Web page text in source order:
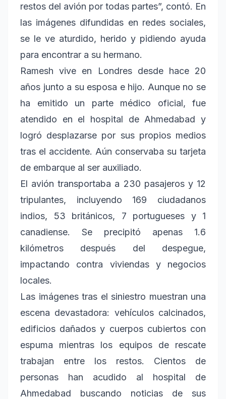
restos del avión por todas partes”, contó. En
las imágenes difundidas en redes sociales,
se le ve aturdido, herido y pidiendo ayuda
para encontrar a su hermano.
Ramesh vive en Londres desde hace 20
años junto a su esposa e hijo. Aunque no se
ha emitido un parte médico oficial, fue
atendido en el hospital de Ahmedabad y
logró desplazarse por sus propios medios
tras el accidente. Aún conservaba su tarjeta
de embarque al ser auxiliado.
El avión transportaba a 230 pasajeros y 12
tripulantes, incluyendo 169 ciudadanos
indios, 53 británicos, 7 portugueses y 1
canadiense. Se precipitó apenas 1.6
kilómetros después del despegue,
impactando contra viviendas y negocios
locales.
Las imágenes tras el siniestro muestran una
escena devastadora: vehículos calcinados,
edificios dañados y cuerpos cubiertos con
espuma mientras los equipos de rescate
trabajan entre los restos. Cientos de
personas han acudido al hospital de
Ahmedabad buscando noticias de sus